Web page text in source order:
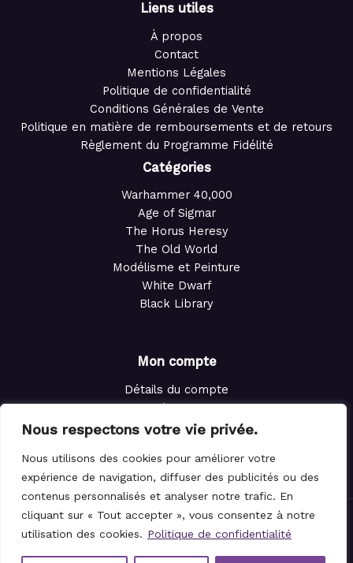
Nous respectons votre vie privée.
Nous utilisons des cookies pour améliorer votre
expérience de navigation, diffuser des publicités ou des
contenus personnalisés et analyser notre trafic. En
cliquant sur « Tout accepter », vous consentez à notre
utilisation des cookies. Politique de confidentialité
Liens utiles
À propos
Contact
Mentions Légales
Politique de confidentialité
Conditions Générales de Vente
Politique en matière de remboursements et de retours
Règlement du Programme Fidélité
Catégories
Warhammer 40,000
Age of Sigmar
The Horus Heresy
The Old World
Modélisme et Peinture
White Dwarf
Black Library
Mon compte
Détails du compte
Adresses
Commandes
Panier
© 2021-2026 Le Magicien des Dés.